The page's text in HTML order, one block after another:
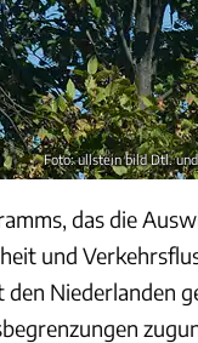
Foto: ullstein bild Dtl.
das die
und
Niederlanden